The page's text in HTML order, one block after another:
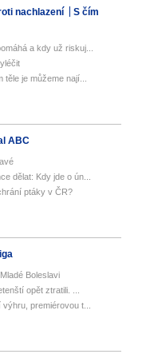
nachlazení
S čím
a kdy už riskuj...
je můžeme nají...
ABC
dělat: Kdy jde o ún...
ptáky v ČR?
Boleslavi
opět ztratili. ...
premiérovou t...